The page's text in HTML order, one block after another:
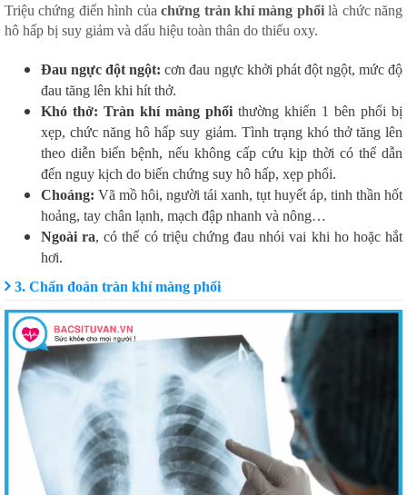
Triệu chứng điển hình củachứng tràn khí màng phổilà chức năng
hô hấp bị suy giảm và dấu hiệu toàn thân do thiếu oxy.
Đau ngực đột ngột: cơn đau ngực khởi phát đột ngột, mức độ
đau tăng lên khi hít thở.
Khó thở: Tràn khí màng phổi thường khiến 1 bên phổi bị
xẹp, chức năng hô hấp suy giảm. Tình trạng khó thở tăng lên
theo diễn biến bệnh, nếu không cấp cứu kịp thời có thể dẫn
đến nguy kịch do biến chứng suy hô hấp, xẹp phổi.
Choáng: Vã mồ hôi, người tái xanh, tụt huyết áp, tinh thần hốt
hoảng, tay chân lạnh, mạch đập nhanh và nông…
Ngoài ra, có thể có triệu chứng đau nhói vai khi ho hoặc hắt
hơi.
3. Chẩn đoán tràn khí màng phổi